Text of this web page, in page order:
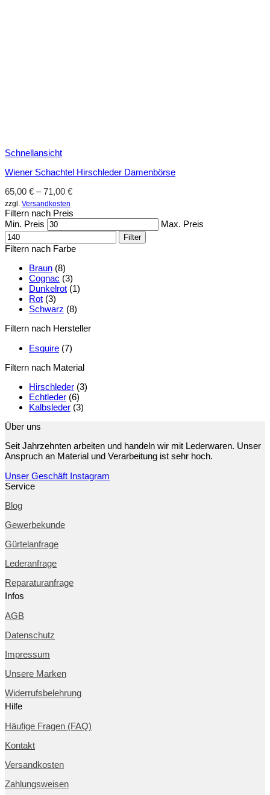
Schnellansicht
Wiener Schachtel Hirschleder Damenbörse
65,00 € –71,00 €
zzgl. Versandkosten
Filtern nach Preis
Min. Preis
Max. Preis
Filter
Filtern nach Farbe
Braun (8)
Cognac (3)
Dunkelrot (1)
Rot (3)
Schwarz (8)
Filtern nach Hersteller
Esquire (7)
Filtern nach Material
Hirschleder (3)
Echtleder (6)
Kalbsleder (3)
Über uns
Seit Jahrzehnten arbeiten und handeln wir mit Lederwaren. Unser
Anspruch an Material und Verarbeitung ist sehr hoch.
Unser Geschäft Instagram
Service
Blog
Gewerbekunde
Gürtelanfrage
Lederanfrage
Reparaturanfrage
Infos
AGB
Datenschutz
Impressum
Unsere Marken
Widerrufsbelehrung
Hilfe
Häufige Fragen (FAQ)
Kontakt
Versandkosten
Zahlungsweisen